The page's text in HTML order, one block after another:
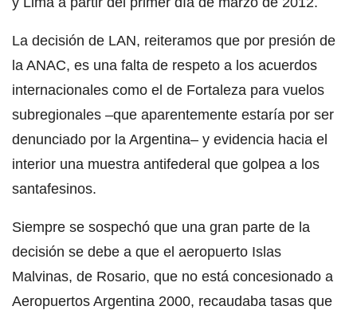
La decisión de LAN, reiteramos que por presión de
la ANAC, es una falta de respeto a los acuerdos
internacionales como el de Fortaleza para vuelos
subregionales –que aparentemente estaría por ser
denunciado por la Argentina– y evidencia hacia el
interior una muestra antifederal que golpea a los
santafesinos.
Siempre se sospechó que una gran parte de la
decisión se debe a que el aeropuerto Islas
Malvinas, de Rosario, que no está concesionado a
Aeropuertos Argentina 2000, recaudaba tasas que